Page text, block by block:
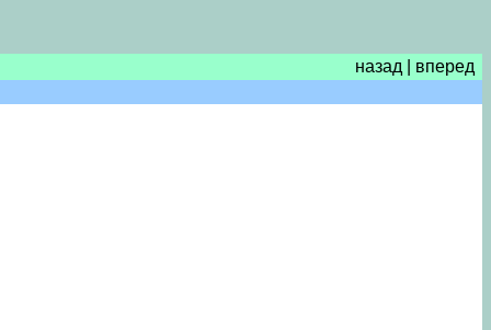
назад
вперед